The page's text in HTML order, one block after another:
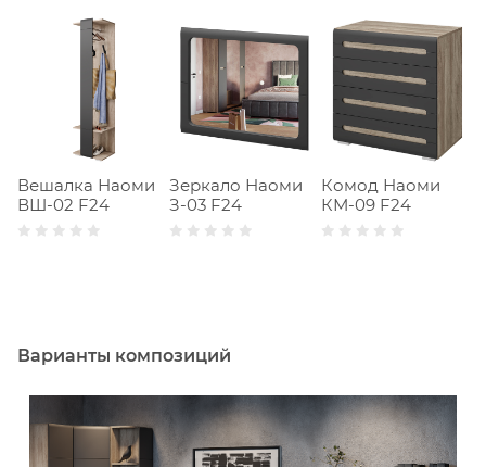
Вешалка Наоми
ВШ-02 F24
Зеркало Наоми
З-03 F24
Комод Наоми
КМ-09 F24
Варианты композиций